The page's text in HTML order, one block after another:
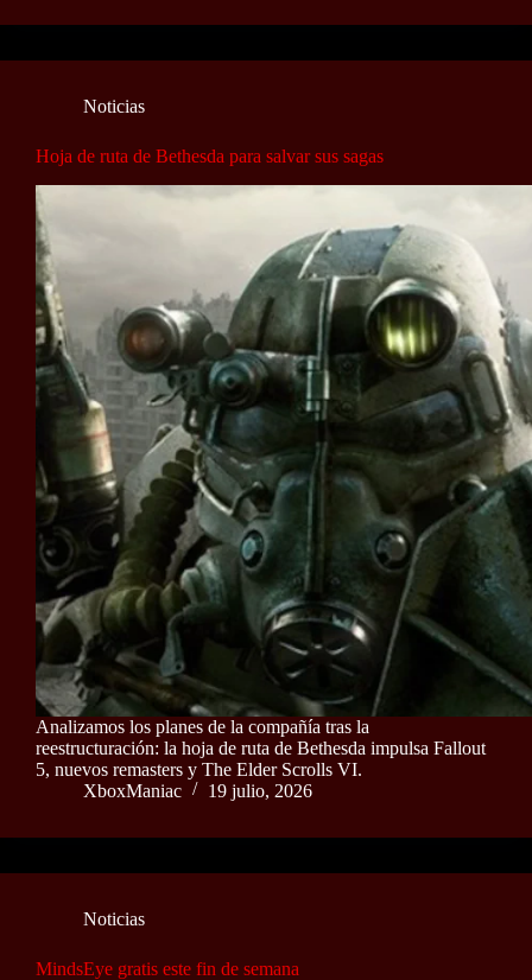
Noticias
Hoja de ruta de Bethesda para salvar sus sagas
Analizamos los planes de la compañía tras la
reestructuración: la hoja de ruta de Bethesda impulsa Fallout
5, nuevos remasters y The Elder Scrolls VI.
XboxManiac
19 julio, 2026
Noticias
MindsEye gratis este fin de semana